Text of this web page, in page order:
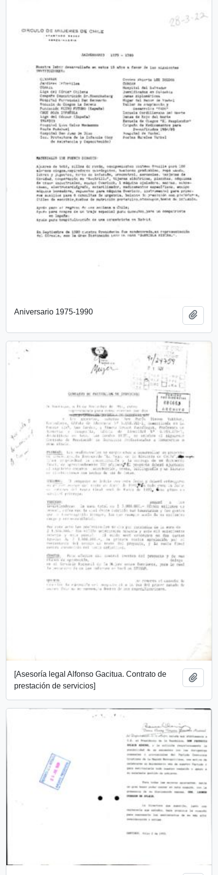
Aniversario 1975-1990
[Asesoría legal Alfonso Gacitua. Contrato de
prestación de servicios]